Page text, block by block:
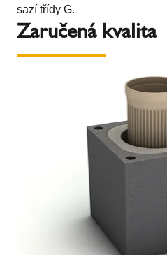
sazí třídy G.
Zaručená kvalita